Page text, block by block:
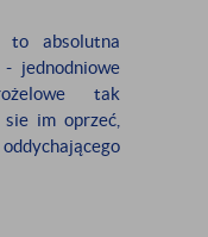
to absolutna
jednodniowe
tak
im oprzeć,